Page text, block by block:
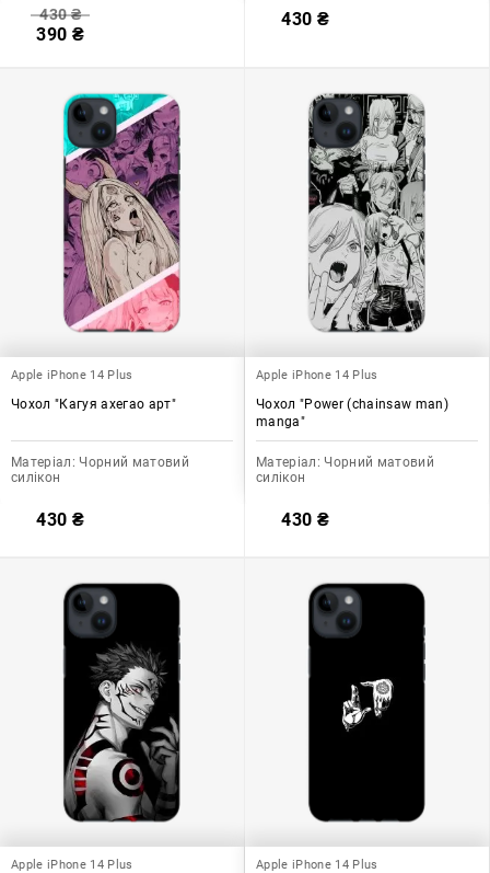
430₴
390 ₴
430 ₴
Apple iPhone 14 Plus
Чохол "Кагуя ахегао арт"
Матеріал: Чорний матовий
силікон
430 ₴
Apple iPhone 14 Plus
Чохол "Power (chainsaw man)
manga"
Матеріал: Чорний матовий
силікон
430 ₴
Apple iPhone 14 Plus Apple iPhone 14 Plus